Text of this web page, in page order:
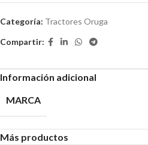
Categoría: Tractores Oruga
Compartir:
Información adicional
MARCA
Más productos